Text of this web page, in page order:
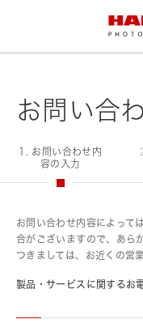
お問い合
1. お問い合わせ内
容の入力
お問い合わせ内容によって
合がございますので、あら
つきましては、お近くの営
製品・サービスに関するお